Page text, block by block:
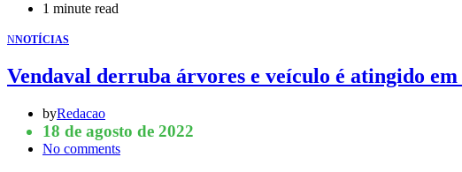
1 minute read
NNOTÍCIAS
Vendaval derruba árvores e veículo é atingido
byRedacao
18 de agosto de 2022
No comments